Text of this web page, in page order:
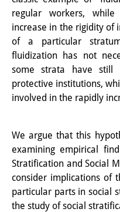
研究クラス
日本におけ
研究クラス
デジタル・
研究クラス
トランスリ
ン
知識ラボ
regular workers,
increase in the rigidity of
of a particular
fluidization has not
some strata have still
protective institutions,
involved in the rapidly
We argue that this
examining empirical
Stratification and Social
consider implications of
particular parts in social
the study of social